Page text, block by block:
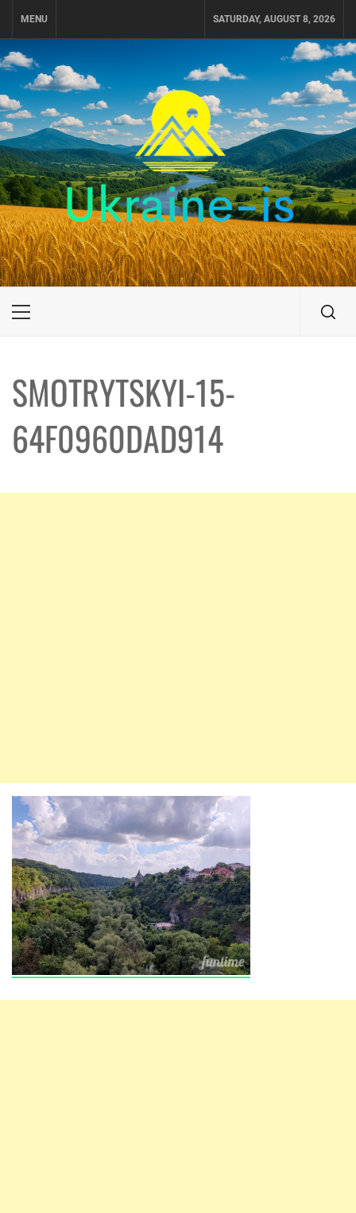
MENU SATURDAY, AUGUST 8, 2026
UKRAINE-IS
ПОДОРОЖI ПО УКРАЇНІ
Primary
SMOTRYTSKYI-15-
64F0960DAD914